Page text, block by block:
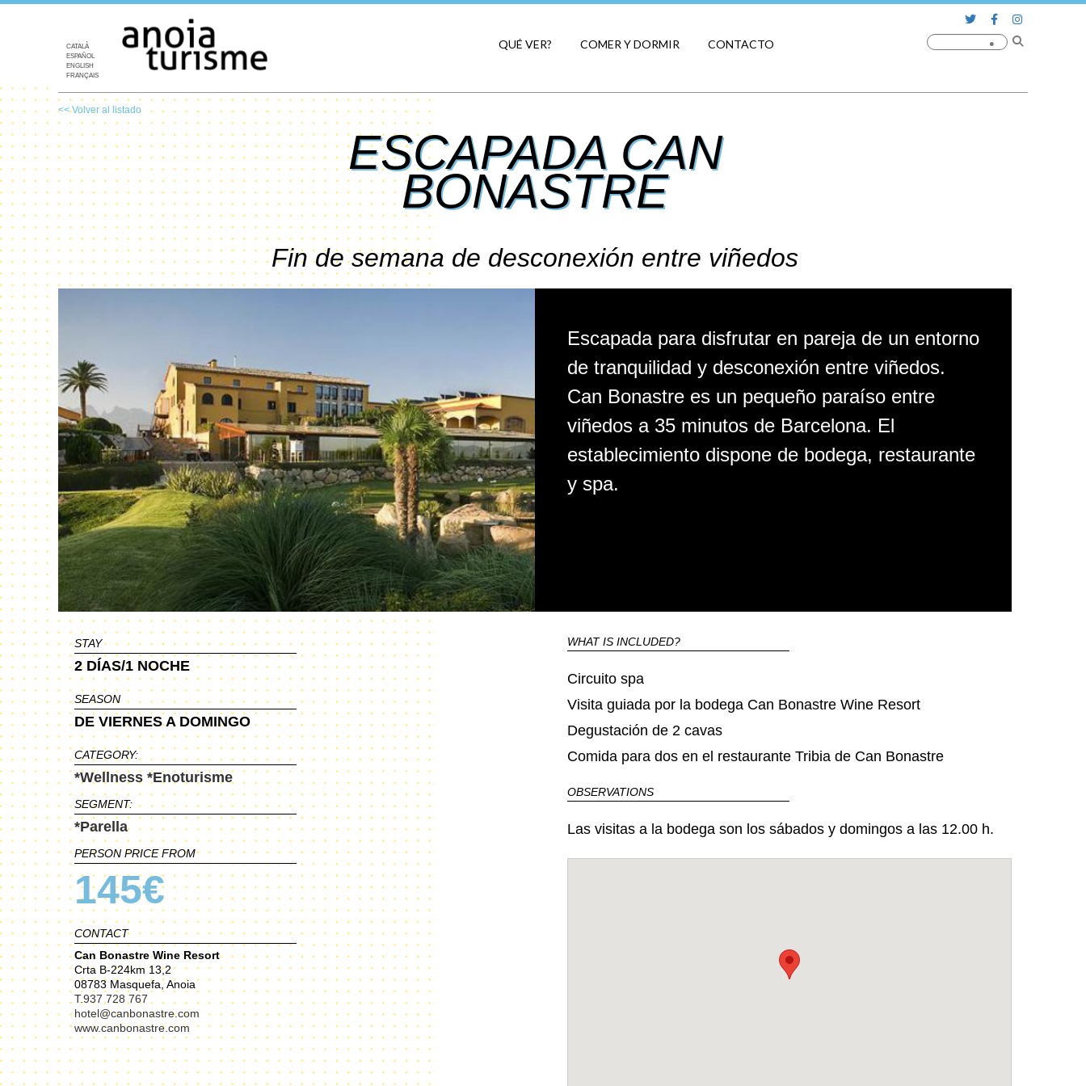
CATALÀ
ESPAÑOL
ENGLISH
FRANÇAIS
QUÉ VER? COMER Y DORMIR CONTACTO
<< Volver al listado
ESCAPADA CAN
BONASTRE
Fin de semana de desconexión entre viñedos
Escapada para disfrutar en pareja de un entorno
de tranquilidad y desconexión entre viñedos.
Can Bonastre es un pequeño paraíso entre
viñedos a 35 minutos de Barcelona. El
establecimiento dispone de bodega, restaurante
y spa.
STAY
2 DÍAS/1 NOCHE
SEASON
DE VIERNES A DOMINGO
CATEGORY:
*Wellness *Enoturisme
SEGMENT:
*Parella
PERSON PRICE FROM
145€
CONTACT
Can Bonastre Wine Resort
Crta B-224km 13,2
08783 Masquefa, Anoia
T.937 728 767
hotel@canbonastre.com
www.canbonastre.com
WHAT IS INCLUDED?
Circuito spa
Visita guiada por la bodega Can Bonastre Wine Resort
Degustación de 2 cavas
Comida para dos en el restaurante Tribia de Can Bonastre
OBSERVATIONS
Las visitas a la bodega son los sábados y domingos a las 12.00 h.